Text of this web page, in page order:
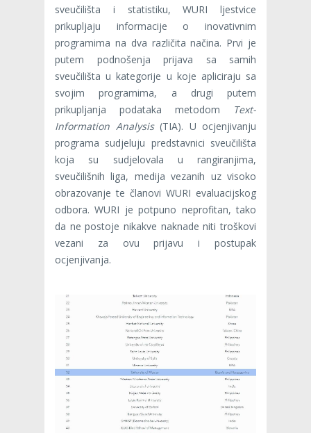
sveučilišta i statistiku, WURI ljestvice
prikupljaju informacije o inovativnim
programima na dva različita načina. Prvi je
putem podnošenja prijava sa samih
sveučilišta u kategorije u koje apliciraju sa
svojim programima, a drugi putem
prikupljanja podataka metodom
Text-
Information Analysis(TIA). U ocjenjivanju
programa sudjeluju predstavnici sveučilišta
koja su sudjelovala u rangiranjima,
sveučilišnih liga, medija vezanih uz visoko
obrazovanje te članovi WURI evaluacijskog
odbora. WURI je potpuno neprofitan, tako
da ne postoje nikakve naknade niti troškovi
vezani za ovu prijavu i postupak
ocjenjivanja.